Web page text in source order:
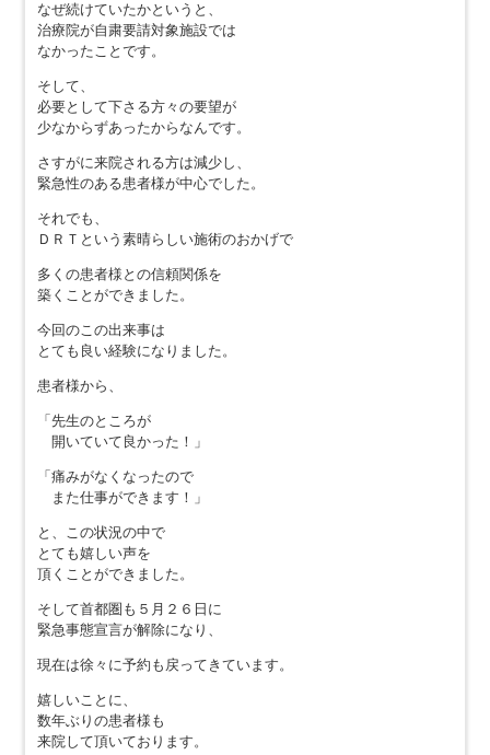
なぜ続けていたかというと、
治療院が自粛要請対象施設では
なかったことです。
そして、
必要として下さる方々の要望が
少なからずあったからなんです。
さすがに来院される方は減少し、
緊急性のある患者様が中心でした。
それでも、
ＤＲＴという素晴らしい施術のおかげで
多くの患者様との信頼関係を
築くことができました。
今回のこの出来事は
とても良い経験になりました。
患者様から、
「先生のところが
開いていて良かった！」
「痛みがなくなったので
また仕事ができます！」
と、この状況の中で
とても嬉しい声を
頂くことができました。
そして首都圏も５月２６日に
緊急事態宣言が解除になり、
現在は徐々に予約も戻ってきています。
嬉しいことに、
数年ぶりの患者様も
来院して頂いております。